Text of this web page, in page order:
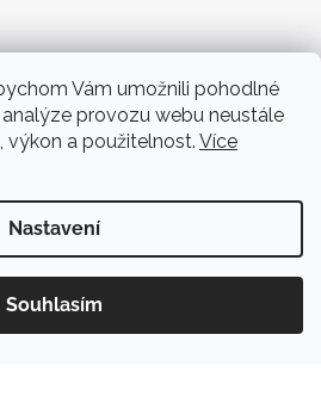
Vám umožnili pohodlné
provozu webu neustále
výkon a použitelnost. Více
Nastavení
Souhlasím
Vytvořil Shoptet
. Všechna práva vyhrazena.
slevu 5%